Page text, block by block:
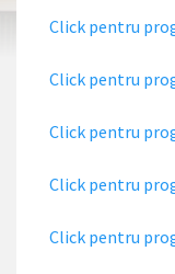
Click pentru
Click pentru
Click pentru
Click pentru
Click pentru